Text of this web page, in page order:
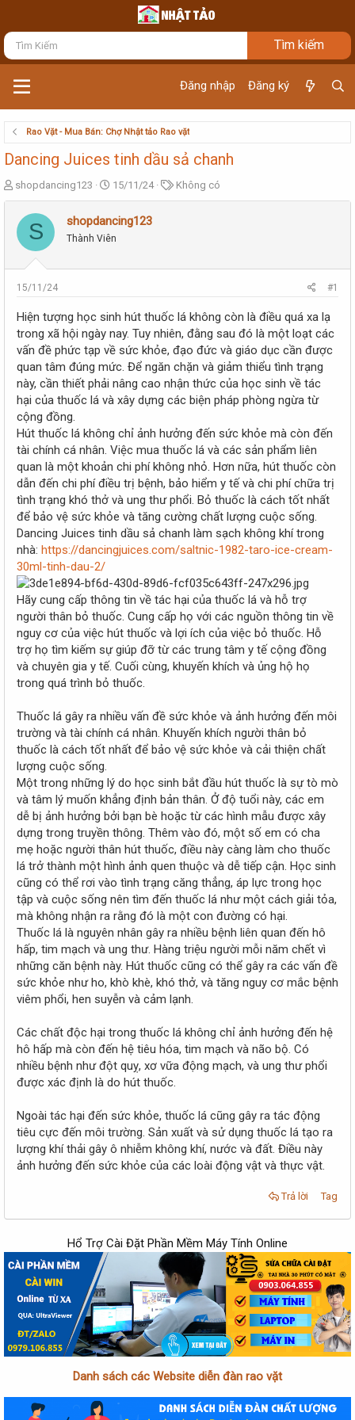
Đăng nhập Đăng ký
Rao Vặt - Mua Bán: Chợ Nhật tảo Rao vặt
Dancing Juices tinh dầu sả chanh
T
h
e
a
s
r
e
shopdancing123
N
g
y
g
i
15/11/24
T
ừ
Không có
S shopdancing123
Thành Viên
15/11/24 #1
Hiện tượng học sinh hút thuốc lá không còn là điều quá xa lạ
trong xã hội ngày nay. Tuy nhiên, đằng sau đó là một loạt các
vấn đề phức tạp về sức khỏe, đạo đức và giáo dục cần được
quan tâm đúng mức. Để ngăn chặn và giảm thiểu tình trạng
này, cần thiết phải nâng cao nhận thức của học sinh về tác
hại của thuốc lá và xây dựng các biện pháp phòng ngừa từ
cộng đồng.
Hút thuốc lá không chỉ ảnh hưởng đến sức khỏe mà còn đến
tài chính cá nhân. Việc mua thuốc lá và các sản phẩm liên
quan là một khoản chi phí không nhỏ. Hơn nữa, hút thuốc còn
dẫn đến chi phí điều trị bệnh, bảo hiểm y tế và chi phí chữa trị
tình trạng khó thở và ung thư phổi. Bỏ thuốc là cách tốt nhất
để bảo vệ sức khỏe và tăng cường chất lượng cuộc sống.
Dancing Juices tinh dầu sả chanh làm sạch không khí trong
nhà: https://dancingjuices.com/saltnic-1982-taro-ice-cream-
30ml-tinh-dau-2/
Hãy cung cấp thông tin về tác hại của thuốc lá và hỗ trợ
người thân bỏ thuốc. Cung cấp họ với các nguồn thông tin về
nguy cơ của việc hút thuốc và lợi ích của việc bỏ thuốc. Hỗ
trợ họ tìm kiếm sự giúp đỡ từ các trung tâm y tế cộng đồng
và chuyên gia y tế. Cuối cùng, khuyến khích và ủng hộ họ
trong quá trình bỏ thuốc.
Thuốc lá gây ra nhiều vấn đề sức khỏe và ảnh hưởng đến môi
trường và tài chính cá nhân. Khuyến khích người thân bỏ
thuốc là cách tốt nhất để bảo vệ sức khỏe và cải thiện chất
lượng cuộc sống.
Một trong những lý do học sinh bắt đầu hút thuốc là sự tò mò
và tâm lý muốn khẳng định bản thân. Ở độ tuổi này, các em
dễ bị ảnh hưởng bởi bạn bè hoặc từ các hình mẫu được xây
dựng trong truyền thông. Thêm vào đó, một số em có cha
mẹ hoặc người thân hút thuốc, điều này càng làm cho thuốc
lá trở thành một hình ảnh quen thuộc và dễ tiếp cận. Học sinh
cũng có thể rơi vào tình trạng căng thẳng, áp lực trong học
tập và cuộc sống nên tìm đến thuốc lá như một cách giải tỏa,
mà không nhận ra rằng đó là một con đường có hại.
Thuốc lá là nguyên nhân gây ra nhiều bệnh liên quan đến hô
hấp, tim mạch và ung thư. Hàng triệu người mỗi năm chết vì
những căn bệnh này. Hút thuốc cũng có thể gây ra các vấn đề
sức khỏe như ho, khò khè, khó thở, và tăng nguy cơ mắc bệnh
viêm phổi, hen suyễn và cảm lạnh.
Các chất độc hại trong thuốc lá không chỉ ảnh hưởng đến hệ
hô hấp mà còn đến hệ tiêu hóa, tim mạch và não bộ. Có
nhiều bệnh như đột quỵ, xơ vữa động mạch, và ung thư phổi
được xác định là do hút thuốc.
Ngoài tác hại đến sức khỏe, thuốc lá cũng gây ra tác động
tiêu cực đến môi trường. Sản xuất và sử dụng thuốc lá tạo ra
lượng khí thải gây ô nhiễm không khí, nước và đất. Điều này
ảnh hưởng đến sức khỏe của các loài động vật và thực vật.
Trả lời Tag
Hổ Trợ Cài Đặt Phần Mềm Máy Tính Online
Danh sách các Website diễn đàn rao vặt